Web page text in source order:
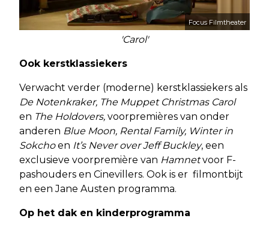
Focus Filmtheater
'Carol'
Ook kerstklassiekers
Verwacht verder (moderne) kerstklassiekers als
De Notenkraker, The Muppet Christmas Carol
en The Holdovers, voorpremières van onder
anderen Blue Moon, Rental Family, Winter in
Sokchoen It’s Never over Jeff Buckley, een
exclusieve voorpremière van Hamnetvoor F-
pashouders en Cinevillers. Ook is er filmontbijt
en een Jane Austen programma.
Op het dak en kinderprogramma